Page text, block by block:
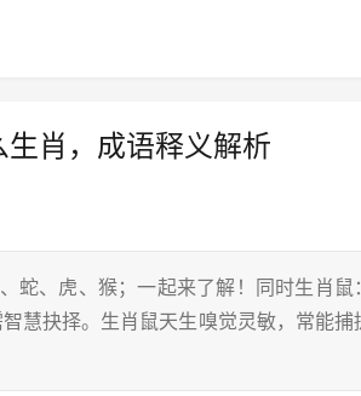
肖，成语释义解析
、虎、猴；一起来了解！同时生肖鼠：
慧抉择。生肖鼠天生嗅觉灵敏，常能捕